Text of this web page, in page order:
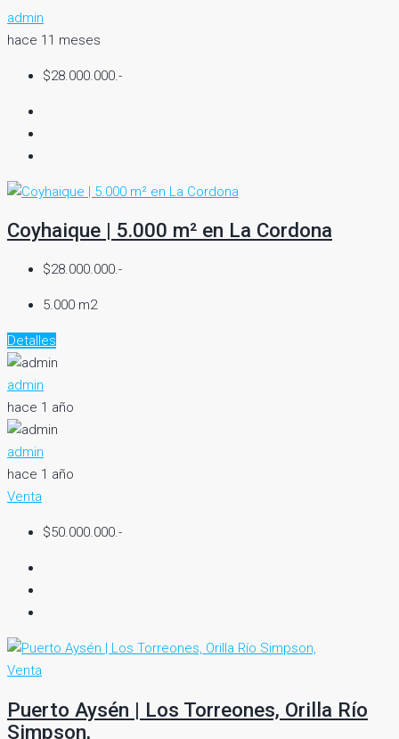
admin
hace 11 meses
$28.000.000.-
Coyhaique | 5.000 m² en La Cordona
$28.000.000.-
5.000 m2
Detalles
admin
hace 1 año
admin
hace 1 año
Venta
$50.000.000.-
Venta
Puerto Aysén | Los Torreones, Orilla Río
Simpson,